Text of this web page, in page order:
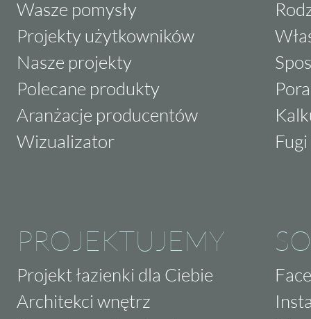
Wasze pomysły
Projekty użytkowników
Nasze projekty
Polecane produkty
Aranżacje producentów
Wizualizator
PROJEKTUJEMY
Projekt łazienki dla Ciebie
Architekci wnętrz